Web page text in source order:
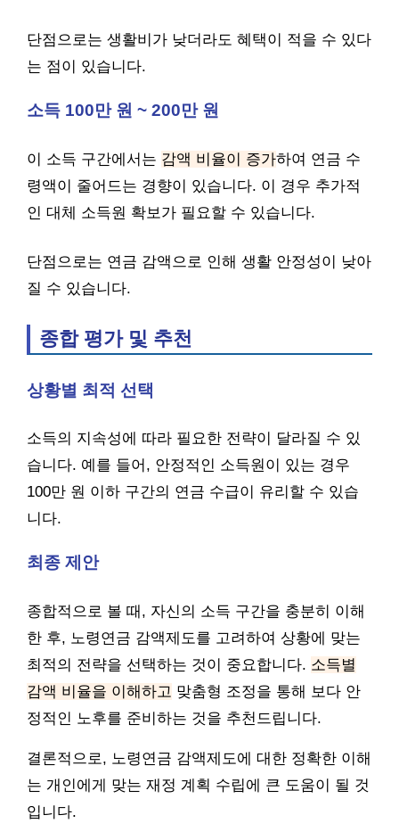
단점으로는 생활비가 낮더라도 혜택이 적을 수 있다
는 점이 있습니다.
소득 100만 원 ~ 200만 원
이 소득 구간에서는 감액 비율이 증가하여 연금 수
령액이 줄어드는 경향이 있습니다. 이 경우 추가적
인 대체 소득원 확보가 필요할 수 있습니다.
단점으로는 연금 감액으로 인해 생활 안정성이 낮아
질 수 있습니다.
종합 평가 및 추천
상황별 최적 선택
소득의 지속성에 따라 필요한 전략이 달라질 수 있
습니다. 예를 들어, 안정적인 소득원이 있는 경우
100만 원 이하 구간의 연금 수급이 유리할 수 있습
니다.
최종 제안
종합적으로 볼 때, 자신의 소득 구간을 충분히 이해
한 후, 노령연금 감액제도를 고려하여 상황에 맞는
최적의 전략을 선택하는 것이 중요합니다. 소득별
감액 비율을 이해하고 맞춤형 조정을 통해 보다 안
정적인 노후를 준비하는 것을 추천드립니다.
결론적으로, 노령연금 감액제도에 대한 정확한 이해
는 개인에게 맞는 재정 계획 수립에 큰 도움이 될 것
입니다.